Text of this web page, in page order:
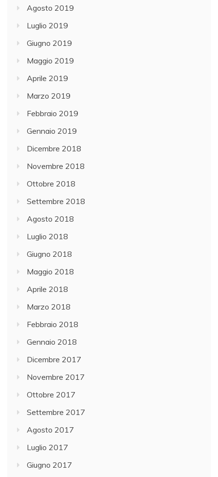
Agosto 2019
Luglio 2019
Giugno 2019
Maggio 2019
Aprile 2019
Marzo 2019
Febbraio 2019
Gennaio 2019
Dicembre 2018
Novembre 2018
Ottobre 2018
Settembre 2018
Agosto 2018
Luglio 2018
Giugno 2018
Maggio 2018
Aprile 2018
Marzo 2018
Febbraio 2018
Gennaio 2018
Dicembre 2017
Novembre 2017
Ottobre 2017
Settembre 2017
Agosto 2017
Luglio 2017
Giugno 2017